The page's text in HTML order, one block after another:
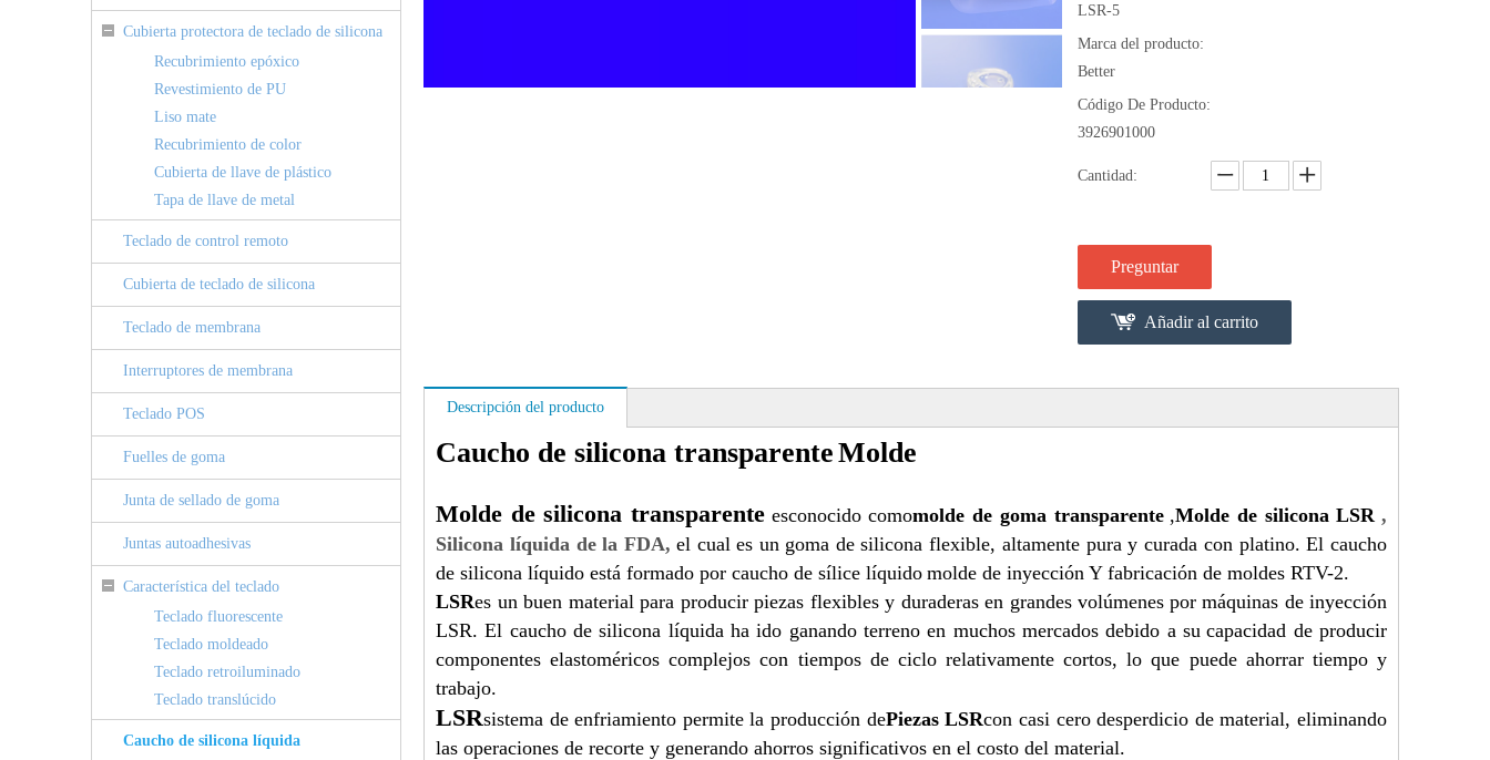
Cubierta protectora de teclado de silicona
Recubrimiento epóxico
Revestimiento de PU
Liso mate
Recubrimiento de color
Cubierta de llave de plástico
Tapa de llave de metal
Teclado de control remoto
Cubierta de teclado de silicona
Teclado de membrana
Interruptores de membrana
Teclado POS
Fuelles de goma
Junta de sellado de goma
Juntas autoadhesivas
Característica del teclado
Teclado fluorescente
Teclado moldeado
Teclado retroiluminado
Teclado translúcido
Caucho de silicona líquida
LSR-5
Marca del producto:
Better
Código De Producto:
3926901000
Cantidad:
Preguntar
Añadir al carrito
Descripción del producto
Caucho de silicona transparenteMolde
Molde de silicona transparente esconocido comomolde de goma transparente ,Molde de silicona LSR ,
Silicona líquida de la FDA, el cual es un goma de silicona flexible, altamente pura y curada con platino. El caucho
de silicona líquido está formado por caucho de sílice líquido molde de inyección Y fabricación de moldes RTV-2.
LSRes un buen material para producir piezas flexibles y duraderas en grandes volúmenes por máquinas de inyección
LSR. El caucho de silicona líquida ha ido ganando terreno en muchos mercados debido a su capacidad de producir
componentes elastoméricos complejos con tiempos de ciclo relativamente cortos, lo que puede ahorrar tiempo y
trabajo.
LSRsistema de enfriamiento permite la producción dePiezas LSRcon casi cero desperdicio de material, eliminando
las operaciones de recorte y generando ahorros significativos en el costo del material.